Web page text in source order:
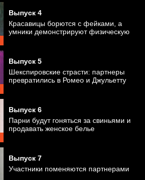
Выпуск 4
Красавицы борются с фейками, а
умники демонстрируют физическую
Выпуск 5
Шекспировские страсти: партнеры
превратились в Ромео и Джульетту
Выпуск 6
Парни будут гоняться за свиньями и
продавать женское белье
Выпуск 7
Участники поменяются партнерами